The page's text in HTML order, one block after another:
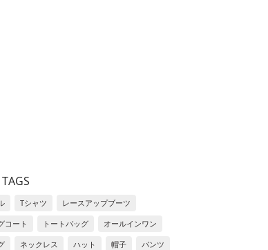
Tシャツ
レースアップブーツ
コート
トートバッグ
オールインワン
ネックレス ハット 帽子
パンツ